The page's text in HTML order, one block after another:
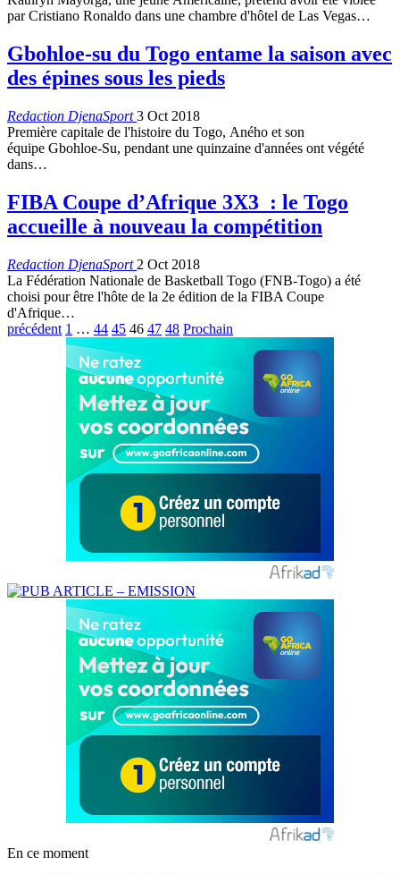
par Cristiano Ronaldo dans une chambre d'hôtel de Las Vegas…
Gbohloe-su du Togo entame la saison avec
des épines sous les pieds
Redaction DjenaSport3 Oct 2018
Première capitale de l'histoire du Togo, Aného et son
équipe Gbohloe-Su, pendant une quinzaine d'années ont végété
dans…
FIBA Coupe d’Afrique 3X3 : le Togo
accueille à nouveau la compétition
Redaction DjenaSport 2 Oct 2018
La Fédération Nationale de Basketball Togo (FNB-Togo) a été
choisi pour être l'hôte de la 2e édition de la FIBA Coupe
d'Afrique…
précédent 1 … 44 45 46 47 48 Prochain
En ce moment